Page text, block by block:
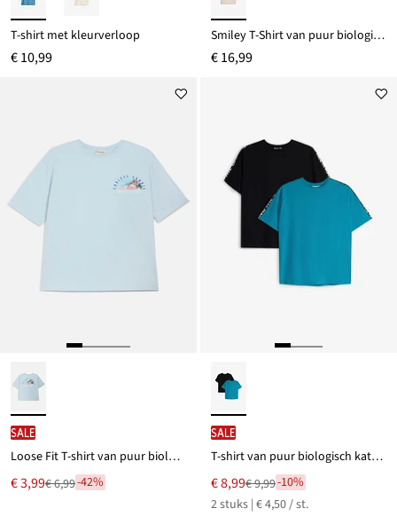
T-shirt met kleurverloop
€ 10,99
Smiley T-Shirt van puur biologisch katoen
€ 16,99
SALE
Loose Fit T-shirt van puur biologisch katoen met grote print op de rug
Nu
voor
€ 3,99
Van € 6,99-42%
SALE
T-shirt van puur biologisch katoen (set van 2)
Nu
voor
€ 8,99
Van
€ 9,99
€ 9,99-10%
2 stuks | € 4,50 / st.